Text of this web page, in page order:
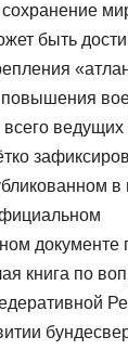
сохранение
быть
повышения
ведущих
в
документе
книга по